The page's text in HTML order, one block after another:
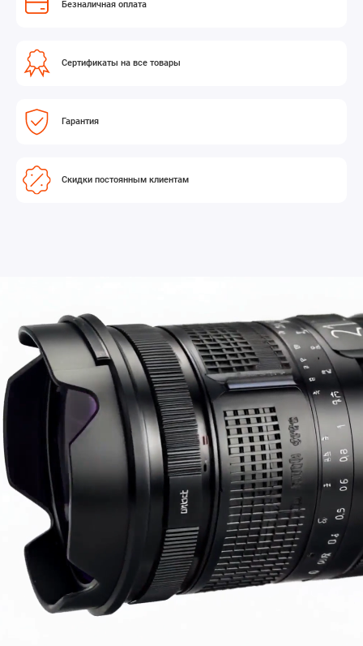
током заряда 3 ампера. Для полного заряда 4-х аккумуляторов,
Встроенный фонарик
кнопки проверки состояния включает светодиодный фонарик и
позволяет осветить аккумуляторную площадку. Повторное нажатие
секунд.
Безналичная оплата
Сертификаты на все товары
Гарантия
Скидки постоянным клиентам